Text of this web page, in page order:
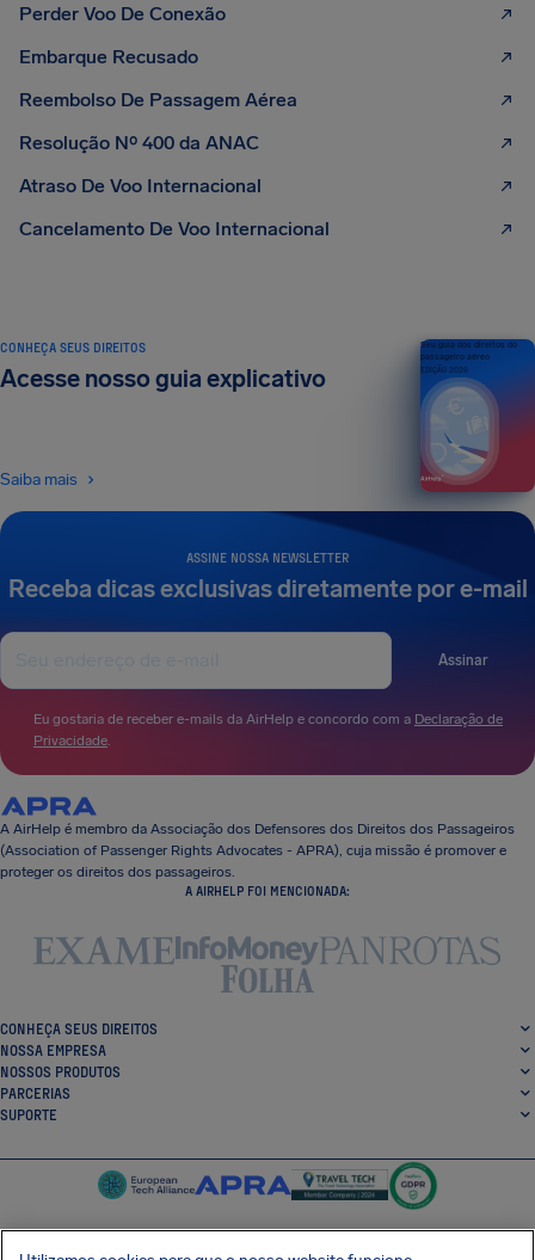
Perder Voo De Conexão
Embarque Recusado
Reembolso De Passagem Aérea
Resolução Nº 400 da ANAC
Atraso De Voo Internacional
Cancelamento De Voo Internacional
ASSINE NOSSA NEWSLETTER
Receba dicas exclusivas diretamente por e-mail
Assinar
Eu gostaria de receber e-mails da AirHelp e concordo com a Declaração de
Privacidade.
CONHEÇA SEUS DIREITOS
Acesse nosso guia explicativo
Saiba mais
Seu guia dos direitos do
passageiro aéreo
EDIÇÃO 2026
A AirHelp é membro da Associação dos Defensores dos Direitos dos Passageiros
(Association of Passenger Rights Advocates - APRA), cuja missão é promover e
proteger os direitos dos passageiros.
A AIRHELP FOI MENCIONADA:
CONHEÇA SEUS DIREITOS
NOSSA EMPRESA
NOSSOS PRODUTOS
PARCERIAS
SUPORTE